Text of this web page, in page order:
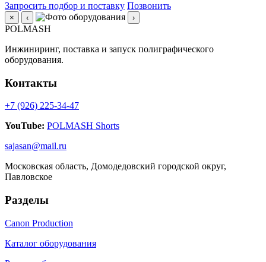
Запросить подбор и поставку Позвонить
× ‹ ›
POLMASH
Инжиниринг, поставка и запуск полиграфического
оборудования.
Контакты
+7 (926) 225-34-47
YouTube: POLMASH Shorts
sajasan@mail.ru
Московская область, Домодедовский городской округ,
Павловское
Разделы
Canon Production
Каталог оборудования